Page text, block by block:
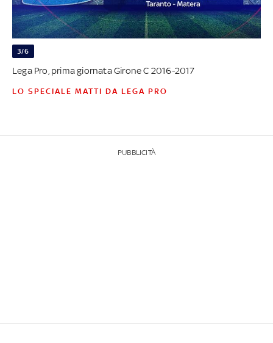
3/6
Lega Pro, prima giornata Girone C 2016-2017
LO SPECIALE MATTI DA LEGA PRO
PUBBLICITÀ